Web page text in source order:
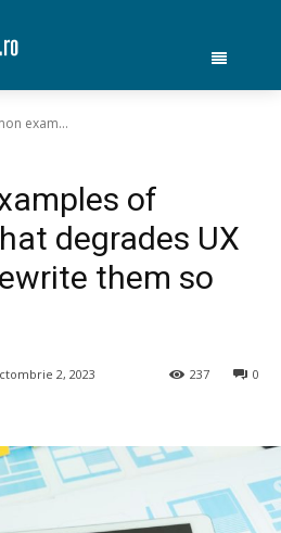
exam...
of
degrades UX
them so
2, 2023 0
237